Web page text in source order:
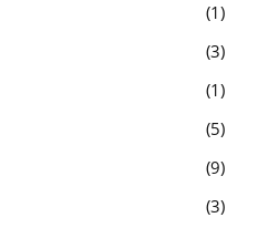
1
3
1
5
9
3